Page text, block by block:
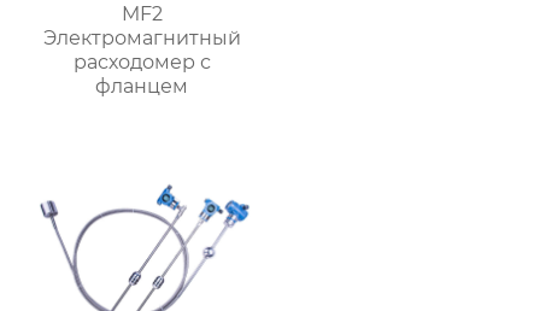
MF2
Электромагнитный
расходомер с
фланцем